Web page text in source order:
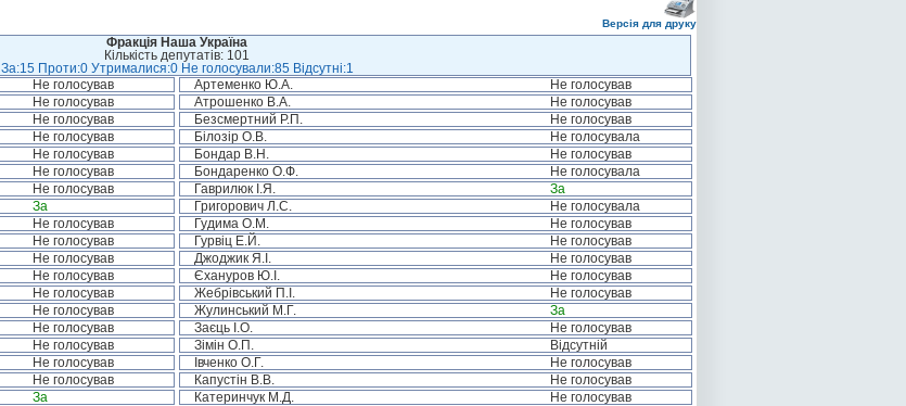
Версія для друку
Фракція Наша Україна
Кількість депутатів: 101
За:15 Проти:0 Утрималися:0 Не голосували:85 Відсутні:1
Не голосував Артеменко Ю.А.
Не голосував
Не голосував Атрошенко В.А.
Не голосував
Не голосував Безсмертний Р.П.
Не голосував
Не голосував Білозір О.В.
Не голосувала
Не голосував Бондар В.Н.
Не голосував
Не голосував Бондаренко О.Ф.
Не голосувала
Не голосував Гаврилюк І.Я.
За
За Григорович Л.С.
Не голосувала
Не голосував Гудима О.М.
Не голосував
Не голосував Гурвіц Е.Й.
Не голосував
Не голосував Джоджик Я.І.
Не голосував
Не голосував Єхануров Ю.І.
Не голосував
Не голосував Жебрівський П.І.
Не голосував
Не голосував Жулинський М.Г.
За
Не голосував Заєць І.О.
Не голосував
Не голосував Зімін О.П.
Відсутній
Не голосував Івченко О.Г.
Не голосував
Не голосував Капустін В.В.
Не голосував
За Катеринчук М.Д.
Не голосував